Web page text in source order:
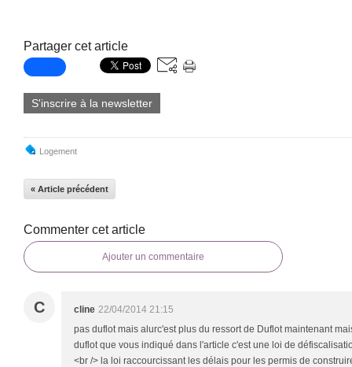
Partager cet article
S'inscrire à la newsletter
Logement
« Article précédent
Commenter cet article
Ajouter un commentaire
C cline 22/04/2014 21:15
pas duflot mais alurc'est plus du ressort de Duflot maintenant
duflot que vous indiqué dans l'article c'est une loi de
<br /> la loi raccourcissant les délais pour les permis de